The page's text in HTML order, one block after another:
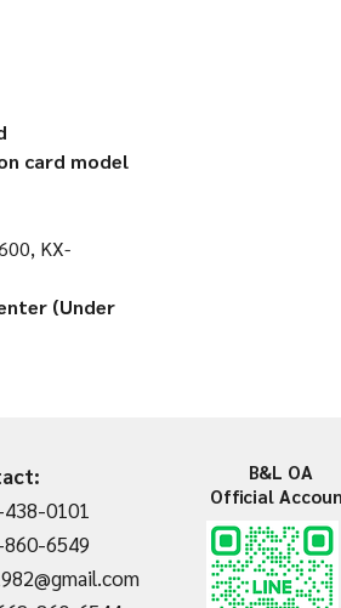
card model
KX-
(Under
0101
6549
B&L OA
Official